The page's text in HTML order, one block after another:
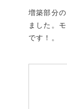
増築部分
ました。
です！。